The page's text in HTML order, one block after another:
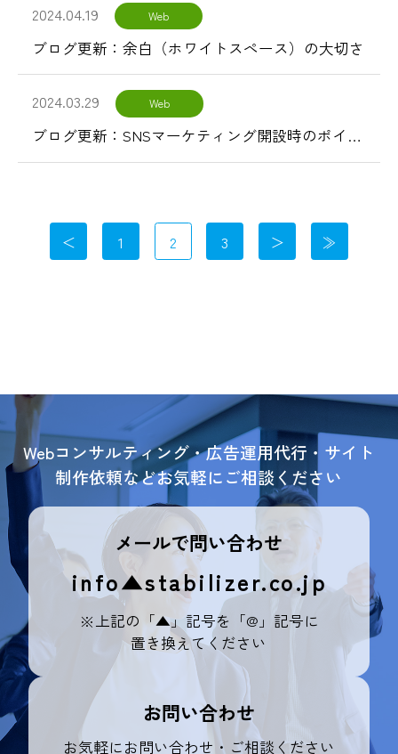
2024.04.19 Web
ブログ更新：余白（ホワイトスペース）の大切さ
2024.03.29 Web
ブログ更新：SNSマーケティング開設時のポイント
1 2 3
Webコンサルティング・広告運用代行・サイト
制作依頼などお気軽にご相談ください
メールで問い合わせ
info▲stabilizer.co.jp
※上記の「▲」記号を「@」記号に
置き換えてください
お問い合わせ
お気軽にお問い合わせ・ご相談ください